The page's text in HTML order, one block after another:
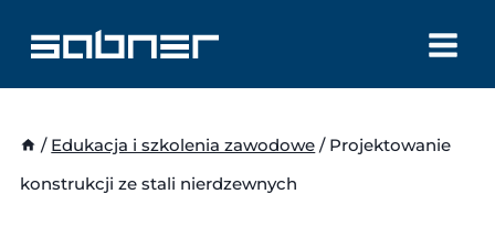
treści
/ Edukacja i szkolenia zawodowe / Projektowanie
konstrukcji ze stali nierdzewnych